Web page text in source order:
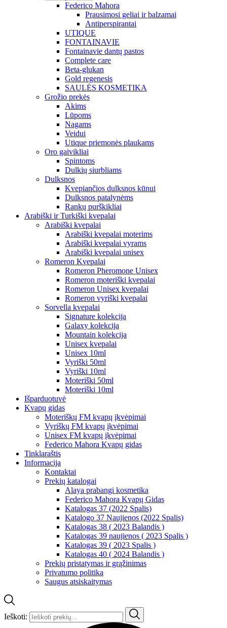
Federico Mahora
Prausimosi geliai ir balzamai
Antiperspirantai
UTIQUE
FONTAINAVIE
Fontainavie dantų pastos
Complete care
Beta-glukan
Gold regenesis
SAULĖS KOSMETIKA
Grožio prekės
Akims
Lūpoms
Nagams
Veidui
Utique priemonės plaukams
Oro gaivikliai
Spintoms
Dulkių siurbliams
Dulksnos
Kvepiančios dulksnos kūnui
Dulksnos patalynėms
Rankų purškikliai
Arabiški ir Turkiški kvepalai
Arabiški kvepalai
Arabiški kvepalai moterims
Arabiški kvepalai vyrams
Arabiški kvepalai unisex
Romeron Kvepalai
Romeron Pheromone Unisex
Romeron moteriški kvepalai
Romeron Unisex kvepalai
Romeron vyriški kvepalai
Sorvella kvepalai
Signature kolekcija
Galaxy kolekcija
Mountain kolekcija
Unisex kvepalai
Unisex 10ml
Vyriški 50ml
Vyriški 10ml
Moteriški 50ml
Moteriški 10ml
Išparduotuvė
Kvapų gidas
Moteriškų FM kvapų įkvėpimai
Vyriškų FM kvapų įkvėpimai
Unisex FM kvapų įkvėpimai
Federico Mahora Kvapų gidas
Tinklaraštis
Informacija
Kontaktai
Prekių katalogai
Alaya prabangi kosmetika
Federico Mahora Kvapų Gidas
Katalogas 37 (2022 Spalis)
Katalogo 37 Naujienos (2022 Spalis)
Katalogas 38 ( 2023 Balandis )
Katalogas 39 naujienos ( 2023 Spalis )
Katalogas 39 ( 2023 Spalis )
Katalogas 40 ( 2024 Balandis )
Prekių pristatymas ir grąžinimas
Privatumo politika
Saugus atsiskaitymas
Ieškoti: